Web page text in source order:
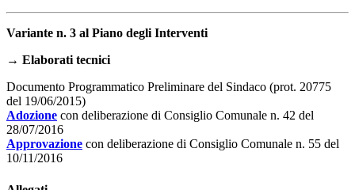
Variante n. 3 al Piano degli Interventi
→ Elaborati tecnici
Documento Programmatico Preliminare del Sindaco (prot. 20775
del 19/06/2015)
Adozione con deliberazione di Consiglio Comunale n. 42 del
28/07/2016
Approvazione con deliberazione di Consiglio Comunale n. 55 del
10/11/2016